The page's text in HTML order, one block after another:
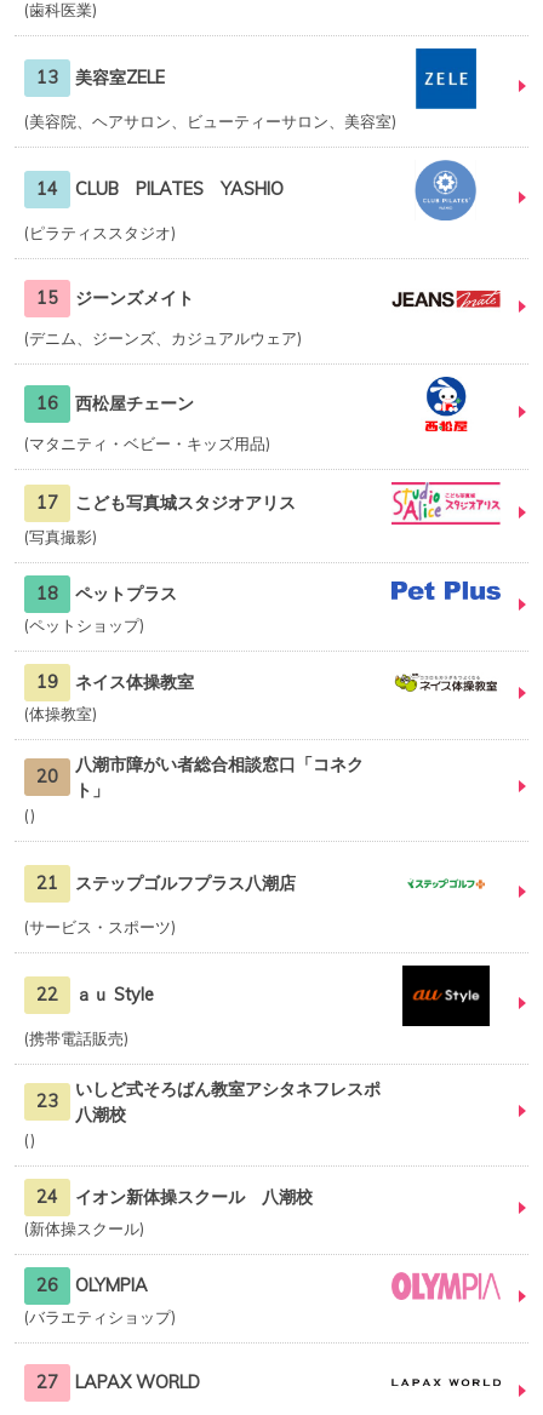
歯科医業
13 美容室ZELE
美容院、ヘアサロン、ビューティーサロン、美容室
14 CLUB PILATES YASHIO
ピラティススタジオ
15 ジーンズメイト
デニム、ジーンズ、カジュアルウェア
16 西松屋チェーン
マタニティ・ベビー・キッズ用品
17 こども写真城スタジオアリス
写真撮影
18 ペットプラス
ペットショップ
19 ネイス体操教室
体操教室
20
八潮市障がい者総合相談窓口「コネク
ト」
21 ステップゴルフプラス八潮店
サービス・スポーツ
22 ａｕ Style
携帯電話販売
23
いしど式そろばん教室アシタネフレスポ
八潮校
24 イオン新体操スクール 八潮校
新体操スクール
26 OLYMPIA
バラエティショップ
27 LAPAX WORLD